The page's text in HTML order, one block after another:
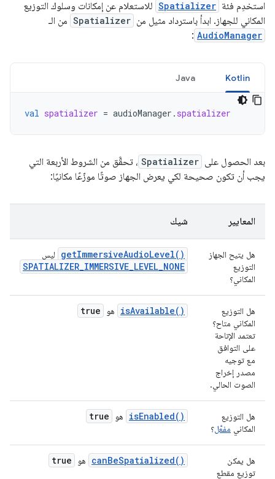
استخدِم فئة Spatializer للاستعلام عن إمكانات وسلوك التوزيع
المكاني للجهاز. ابدأ باسترداد مثيل من Spatializer من الـ
AudioManager
:
Kotlin
Java
val spatializer = audioManager . spatializer
بعد الحصول على Spatializer ، تحقَّق من الشروط الأربعة التي
يجب أن تكون صحيحة لكي يعرض الجهاز صوتًا موزّعًا مكانيًا:
المعايير شيك
هل يتيح الجهاز
التوزيع
المكاني؟
getImmersiveAudioLevel() ليس
SPATIALIZER_IMMERSIVE_LEVEL_NONE
هل التوزيع
المكاني متاح؟
تعتمد الإتاحة
على التوافق
مع توجيه
مصدر إخراج
الصوت الحالي.
isAvailable() هو true
هل التوزيع
المكاني مفعَّل؟
isEnabled() هو true
هل يمكن
توزيع مقطع
canBeSpatialized() هو true